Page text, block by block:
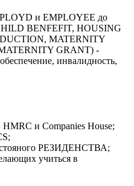
и EMPLOYEE до
BENFEFIT, HOUSING
MATERNITY
GRANT) -
инвалидность,
и Companies House;
РЕЗИДЕНСТВА;
учиться в